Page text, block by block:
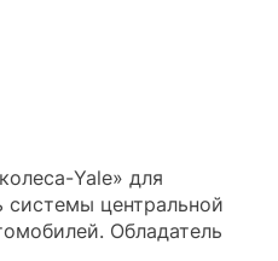
Yale» для
системы центральной
Обладатель